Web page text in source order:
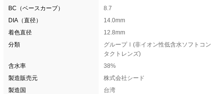
BC（ベースカーブ）
8.7
DIA（直径）
14.0mm
着色直径
12.8mm
分類
グループⅠ(非イオン性低含水ソフトコン
タクトレンズ)
含水率
38%
製造販売元
株式会社シード
製造国
台湾